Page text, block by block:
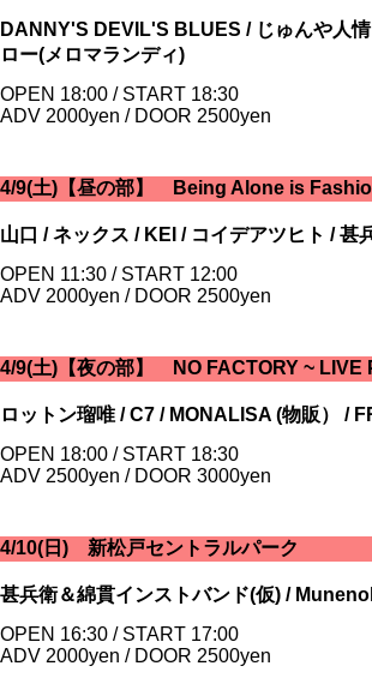
DANNY'S DEVIL'S BLUES / じゅんや人
ロー(メロマランディ)
OPEN 18:00 / START 18:30
ADV 2000yen / DOOR 2500yen
4/9(土)【昼の部】 Being Alone is
山口 / ネックス / KEI / コイデアツヒト / 甚
OPEN 11:30 / START 12:00
ADV 2000yen / DOOR 2500yen
4/9(土)【夜の部】 NO FACTORY ~ LIVE
ロットン瑠唯 / C7 / MONALISA (物販） /
OPEN 18:00 / START 18:30
ADV 2500yen / DOOR 3000yen
4/10(日) 新松戸セントラルパーク
甚兵衛＆綿貫インストバンド(仮) /
OPEN 16:30 / START 17:00
ADV 2000yen / DOOR 2500yen